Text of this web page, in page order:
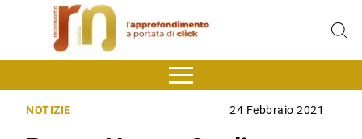
NOTIZIE 24 Febbraio 2021